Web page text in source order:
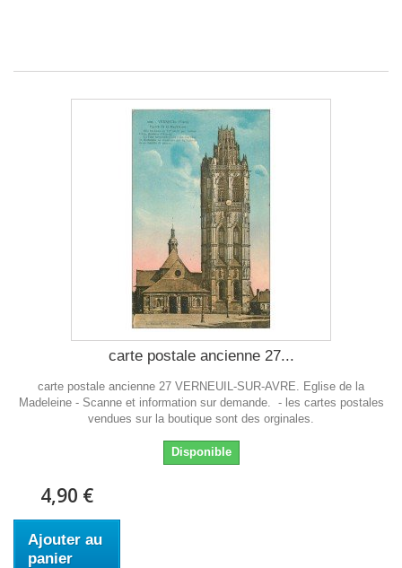
carte postale ancienne 27...
carte postale ancienne 27 VERNEUIL-SUR-AVRE. Eglise de la
Madeleine - Scanne et information sur demande. - les cartes postales
vendues sur la boutique sont des orginales.
Disponible
4,90 €
Ajouter au
panier